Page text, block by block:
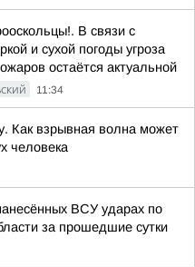
В связи с
и сухой погоды угроза
остаётся актуальной
11:34
Как взрывная волна может
человека
ВСУ ударах по
за прошедшие сутки